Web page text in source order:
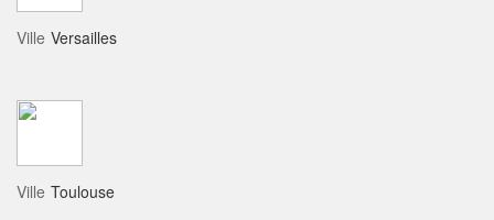
Ville Versailles
Ville Toulouse